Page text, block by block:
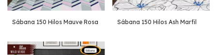
Sábana 150 Hilos Mauve Rosa Sábana 150 Hilos Ash Marfil